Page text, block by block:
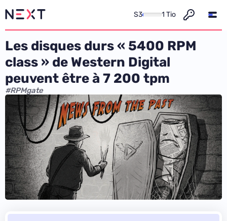
S3 1 Tio
Les disques durs « 5400 RPM
class » de Western Digital
peuvent être à 7 200 tpm
#RPMgate